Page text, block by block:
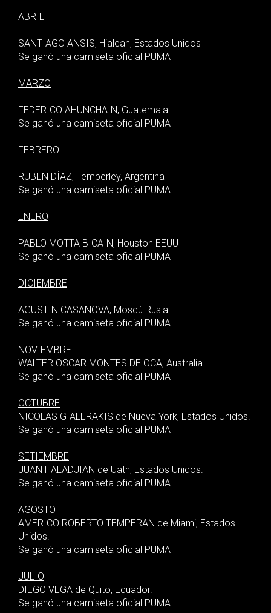
ABRIL
SANTIAGO ANSIS, Hialeah, Estados Unidos
Se ganó una camiseta oficial PUMA
MARZO
FEDERICO AHUNCHAIN, Guatemala
Se ganó una camiseta oficial PUMA
FEBRERO
RUBEN DÍAZ, Temperley, Argentina
Se ganó una camiseta oficial PUMA
ENERO
PABLO MOTTA BICAIN, Houston EEUU
Se ganó una camiseta oficial PUMA
DICIEMBRE
AGUSTIN CASANOVA, Moscú Rusia.
Se ganó una camiseta oficial PUMA
NOVIEMBRE
WALTER OSCAR MONTES DE OCA, Australia.
Se ganó una camiseta oficial PUMA
OCTUBRE
NICOLAS GIALERAKIS de Nueva York, Estados Unidos.
Se ganó una camiseta oficial PUMA
SETIEMBRE
JUAN HALADJIAN de Uath, Estados Unidos.
Se ganó una camiseta oficial PUMA
AGOSTO
AMERICO ROBERTO TEMPERAN de Miami, Estados
Unidos.
Se ganó una camiseta oficial PUMA
JULIO
DIEGO VEGA de Quito, Ecuador.
Se ganó una camiseta oficial PUMA